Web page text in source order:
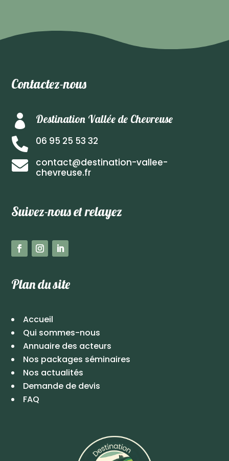
Contactez-nous
 Destination Vallée de Chevreuse
 06 95 25 53 32

contact@destination-vallee-
chevreuse.fr
Suivez-nous et relayez
Plan du site
Accueil
Qui sommes-nous
Annuaire des acteurs
Nos packages séminaires
Nos actualités
Demande de devis
FAQ